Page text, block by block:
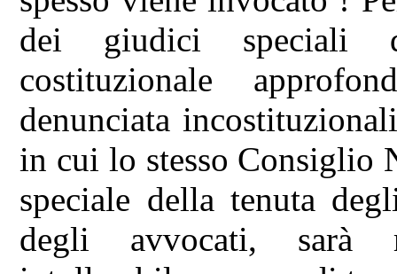
dei giudici speciali
costituzionale
denunciata
in cui lo stesso Consiglio
speciale della tenuta
degli avvocati, sarà